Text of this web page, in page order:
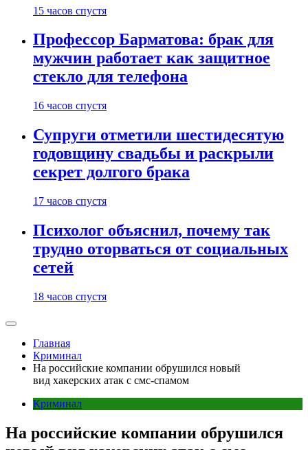
15 часов спустя
Профессор Барматова: брак для
мужчин работает как защитное
стекло для телефона
16 часов спустя
Супруги отметили шестидесятую
годовщину свадьбы и раскрыли
секрет долгого брака
17 часов спустя
Психолог объяснил, почему так
трудно оторваться от социальных
сетей
18 часов спустя
Главная
Криминал
На российские компании обрушился новый
вид хакерских атак с смс-спамом
Криминал
На российские компании обрушился